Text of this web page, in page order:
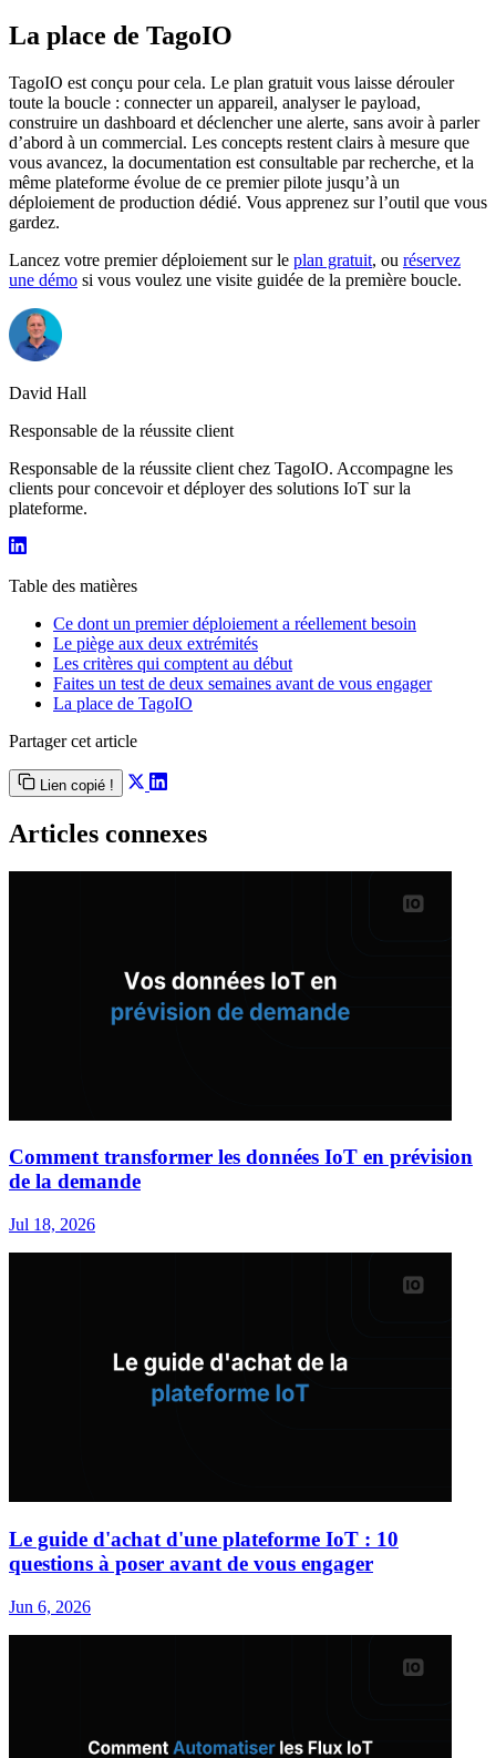
La place de TagoIO
TagoIO est conçu pour cela. Le plan gratuit vous laisse dérouler
toute la boucle : connecter un appareil, analyser le payload,
construire un dashboard et déclencher une alerte, sans avoir à parler
d’abord à un commercial. Les concepts restent clairs à mesure que
vous avancez, la documentation est consultable par recherche, et la
même plateforme évolue de ce premier pilote jusqu’à un
déploiement de production dédié. Vous apprenez sur l’outil que vous
gardez.
Lancez votre premier déploiement sur le plan gratuit, ou réservez
une démo si vous voulez une visite guidée de la première boucle.
David Hall
Responsable de la réussite client
Responsable de la réussite client chez TagoIO. Accompagne les
clients pour concevoir et déployer des solutions IoT sur la
plateforme.
Table des matières
Ce dont un premier déploiement a réellement besoin
Le piège aux deux extrémités
Les critères qui comptent au début
Faites un test de deux semaines avant de vous engager
La place de TagoIO
Partager cet article
Lien copié !
Articles connexes
Comment transformer les données IoT en prévision
de la demande
Jul 18, 2026
Le guide d'achat d'une plateforme IoT : 10
questions à poser avant de vous engager
Jun 6, 2026